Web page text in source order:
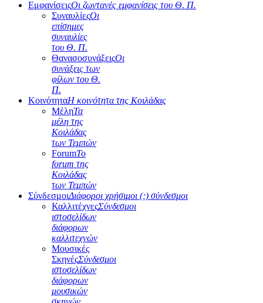
ΕμφανίσειςΟι ζωντανές εμφανίσεις του Θ. Π.
ΣυναυλίεςΟι
επίσημες
συναυλίες
του Θ. Π.
ΘανασοσυνάξειςΟι
συνάξεις των
φίλων του Θ.
Π.
ΚοινότηταΗ κοινότητα της Κοιλάδας
ΜέληΤα
μέλη της
Κοιλάδας
των Τεμπών
ForumΤο
forum της
Κοιλάδας
των Τεμπών
ΣύνδεσμοιΔιάφοροι χρήσιμοι (;) σύνδεσμοι
ΚαλλιτέχνεςΣύνδεσμοι
ιστοσελίδων
διάφορων
καλλιτεχνών
Μουσικές
ΣκηνέςΣύνδεσμοι
ιστοσελίδων
διάφορων
μουσικών